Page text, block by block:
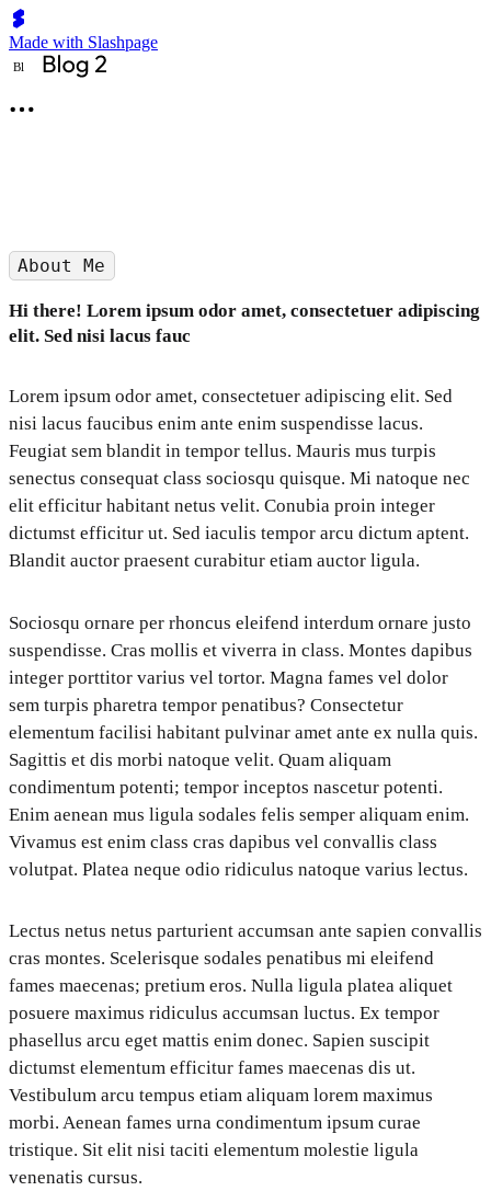
Made with Slashpage
Bl
About Me
Hi there! Lorem ipsum odor amet, consectetuer adipiscing
elit. Sed nisi lacus fauc
Lorem ipsum odor amet, consectetuer adipiscing elit. Sed
nisi lacus faucibus enim ante enim suspendisse lacus.
Feugiat sem blandit in tempor tellus. Mauris mus turpis
senectus consequat class sociosqu quisque. Mi natoque nec
elit efficitur habitant netus velit. Conubia proin integer
dictumst efficitur ut. Sed iaculis tempor arcu dictum aptent.
Blandit auctor praesent curabitur etiam auctor ligula.
Sociosqu ornare per rhoncus eleifend interdum ornare justo
suspendisse. Cras mollis et viverra in class. Montes dapibus
integer porttitor varius vel tortor. Magna fames vel dolor
sem turpis pharetra tempor penatibus? Consectetur
elementum facilisi habitant pulvinar amet ante ex nulla quis.
Sagittis et dis morbi natoque velit. Quam aliquam
condimentum potenti; tempor inceptos nascetur potenti.
Enim aenean mus ligula sodales felis semper aliquam enim.
Vivamus est enim class cras dapibus vel convallis class
volutpat. Platea neque odio ridiculus natoque varius lectus.
Lectus netus netus parturient accumsan ante sapien convallis
cras montes. Scelerisque sodales penatibus mi eleifend
fames maecenas; pretium eros. Nulla ligula platea aliquet
posuere maximus ridiculus accumsan luctus. Ex tempor
phasellus arcu eget mattis enim donec. Sapien suscipit
dictumst elementum efficitur fames maecenas dis ut.
Vestibulum arcu tempus etiam aliquam lorem maximus
morbi. Aenean fames urna condimentum ipsum curae
tristique. Sit elit nisi taciti elementum molestie ligula
venenatis cursus.